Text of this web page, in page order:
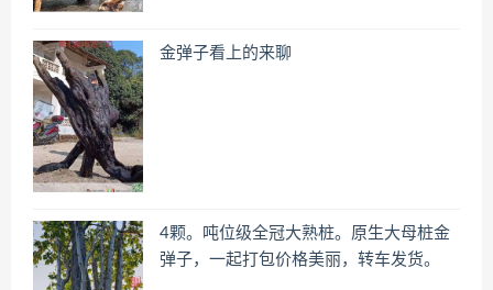
金弹子看上的来聊
4颗。吨位级全冠大熟桩。原生大母桩金
弹子，一起打包价格美丽，转车发货。